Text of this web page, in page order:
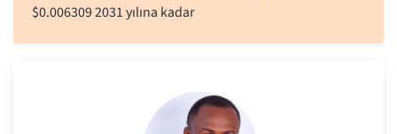
$0.0063092031 yılına kadar